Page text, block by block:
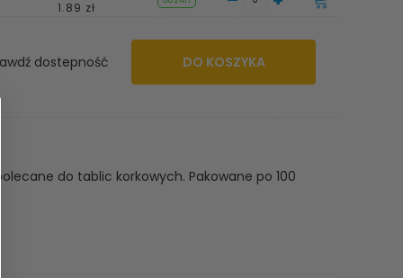
1.89 zł
dostepność DO KOSZYKA
do tablic korkowych. Pakowane po 100